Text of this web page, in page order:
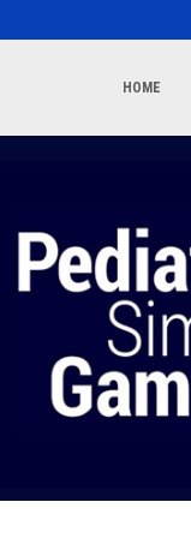
HOME